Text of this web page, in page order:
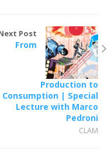
Post
From
Production to
Consumption | Special
Lecture with Marco
Pedroni
CLAM